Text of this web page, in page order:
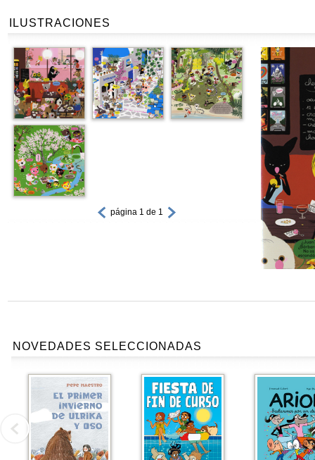
ILUSTRACIONES
página 1 de 1
NOVEDADES SELECCIONADAS